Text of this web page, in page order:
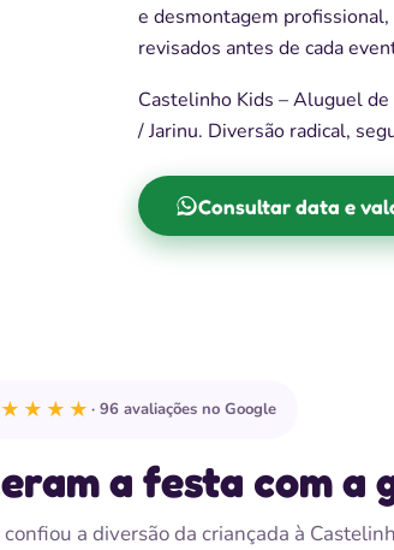
e desmontagem
revisados antes de cada
Castelinho Kids – Aluguel
/ Jarinu. Diversão radical,
Consultar data e
96 avaliações no Google
a festa com a
a diversão da criançada à